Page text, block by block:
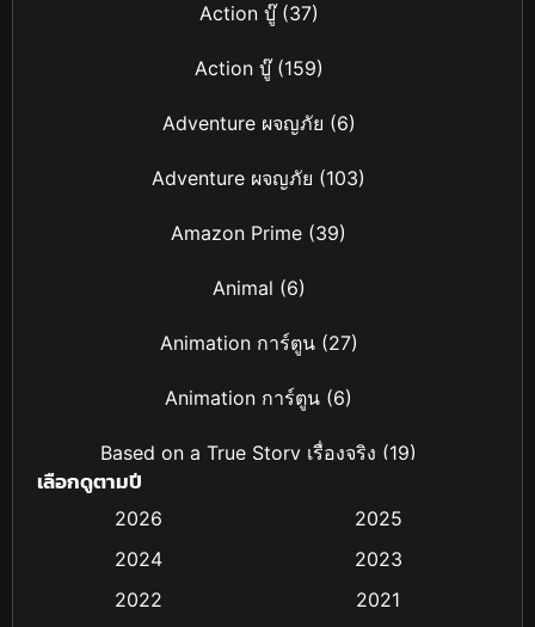
Action บู๊(37)
Action บู๊(159)
Adventure ผจญภัย (6)
Adventure ผจญภัย (103)
Amazon Prime (39)
Animal (6)
Animation การ์ตูน(27)
Animation การ์ตูน (6)
Based on a True Story เรื่องจริง (19)
Biography ชีวิตจริง (16)
เลือกดูตามปี
2026
2025
2024
2023
2022
2021